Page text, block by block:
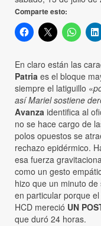
Comparte esto:
En claro están las
Patria es el bloque
siempre el latiguillo «
así Mariel sostiene
Avanza identifica al
no se hace cargo de
polos opuestos se
rechazo epidérmico.
esa fuerza
como un gesto
hizo que un minuto
en particular porque
HCD mereció UN
que duró 24 horas.